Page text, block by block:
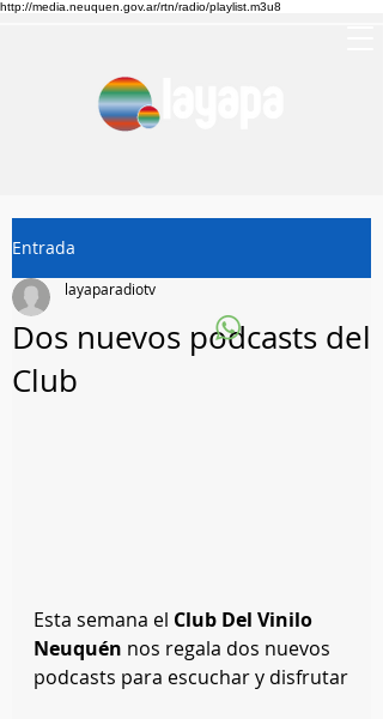
http://media.neuquen.gov.ar/rtn/radio/playlist.m3u8
Entrada
Dos nuevos podcasts del
Club
layaparadiotv
Esta semana el Club Del Vinilo
Neuquén nos regala dos nuevos
podcasts para escuchar y disfrutar